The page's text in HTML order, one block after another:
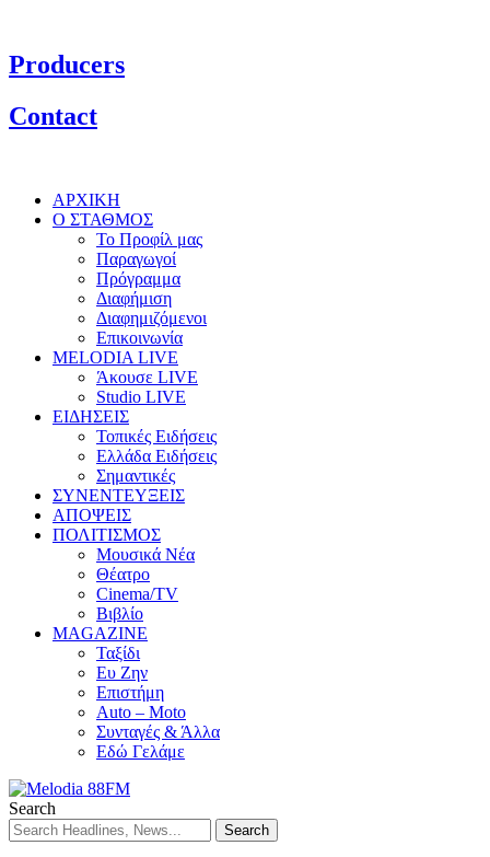
Producers
Contact
ΑΡΧΙΚΗ
Ο ΣΤΑΘΜΟΣ
Το Προφίλ μας
Παραγωγοί
Πρόγραμμα
Διαφήμιση
Διαφημιζόμενοι
Επικοινωνία
MELODIA LIVE
Άκουσε LIVE
Studio LIVE
ΕΙΔΗΣΕΙΣ
Τοπικές Ειδήσεις
Ελλάδα Ειδήσεις
Σημαντικές
ΣΥΝΕΝΤΕΥΞΕΙΣ
ΑΠΟΨΕΙΣ
ΠΟΛΙΤΙΣΜΟΣ
Μουσικά Νέα
Θέατρο
Cinema/TV
Βιβλίο
MAGAZINE
Ταξίδι
Ευ Ζην
Επιστήμη
Auto – Moto
Συνταγές & Άλλα
Εδώ Γελάμε
Search